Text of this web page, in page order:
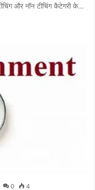
और नॉन टीचिंग कैटेगरी के…
0 4